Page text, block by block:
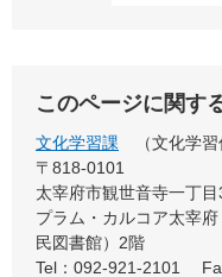
このページに関す
文化学習課
文化学習
〒818-0101
太宰府市観世音寺一丁
プラム・カルコア太宰
民図書館）2階
Tel：092-921-2101